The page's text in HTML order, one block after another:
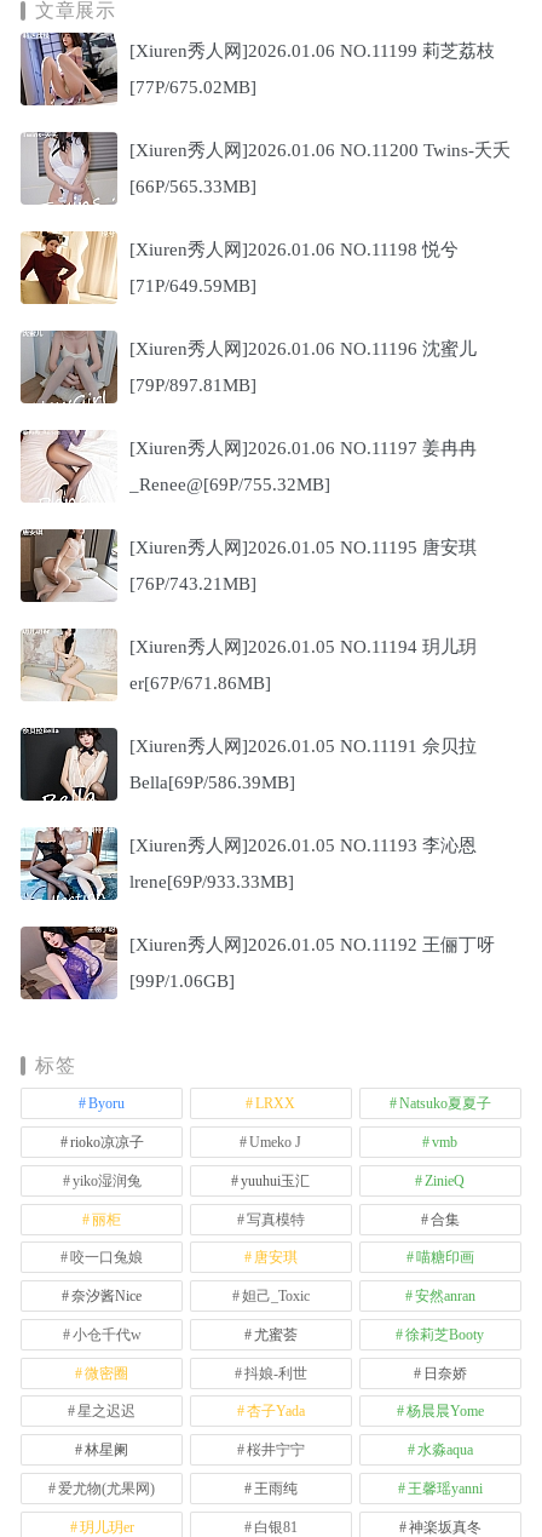
文章展示
[Xiuren秀人网]2026.01.06 NO.11199 莉芝荔枝
[77P/675.02MB]
[Xiuren秀人网]2026.01.06 NO.11200 Twins-夭夭
[66P/565.33MB]
[Xiuren秀人网]2026.01.06 NO.11198 悦兮
[71P/649.59MB]
[Xiuren秀人网]2026.01.06 NO.11196 沈蜜儿
[79P/897.81MB]
[Xiuren秀人网]2026.01.06 NO.11197 姜冉冉
_Renee@[69P/755.32MB]
[Xiuren秀人网]2026.01.05 NO.11195 唐安琪
[76P/743.21MB]
[Xiuren秀人网]2026.01.05 NO.11194 玥儿玥
er[67P/671.86MB]
[Xiuren秀人网]2026.01.05 NO.11191 佘贝拉
Bella[69P/586.39MB]
[Xiuren秀人网]2026.01.05 NO.11193 李沁恩
lrene[69P/933.33MB]
[Xiuren秀人网]2026.01.05 NO.11192 王俪丁呀
[99P/1.06GB]
标签
Byoru LRXX Natsuko夏夏子
rioko凉凉子 Umeko J vmb
yiko湿润兔 yuuhui玉汇 ZinieQ
丽柜 写真模特 合集
咬一口兔娘 唐安琪 喵糖印画
奈汐酱Nice 妲己_Toxic 安然anran
小仓千代w 尤蜜荟 徐莉芝Booty
微密圈 抖娘-利世 日奈娇
星之迟迟 杏子Yada 杨晨晨Yome
林星阑 桜井宁宁 水淼aqua
爱尤物(尤果网) 王雨纯 王馨瑶yanni
玥儿玥er 白银81 神楽坂真冬